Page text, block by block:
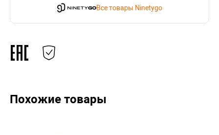
Все товары Ninetygo
Похожие товары